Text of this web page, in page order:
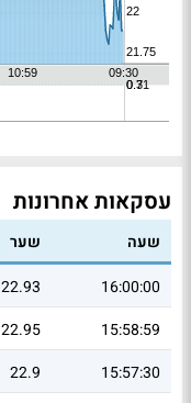
עסקאות אחרונות
שעה שער
16:00:00
22.93
15:58:59
22.95
15:57:30
22.9